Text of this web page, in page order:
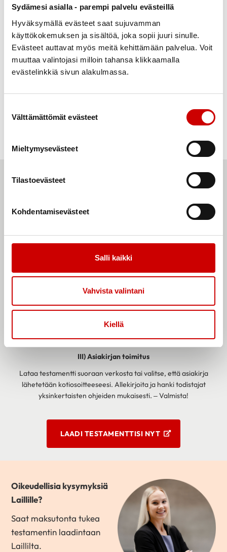
Sydämesi asialla - parempi palvelu evästeillä
Hyväksymällä evästeet saat sujuvamman
käyttökokemuksen ja sisältöä, joka sopii juuri sinulle.
Evästeet auttavat myös meitä kehittämään palvelua. Voit
muuttaa valintojasi milloin tahansa klikkaamalla
evästelinkkiä sivun alakulmassa.
Välttämättömät evästeet
Mieltymysevästeet
Tilastoevästeet
Kohdentamisevästeet
Salli kaikki
Vahvista valintani
Kiellä
Kiinteistöjä tai asunto-osakkeita
Laadi testamenttisi verkossa
yksinkertaista vaihetta
I) Vastaa kysymyksiin
Vastaustesi perusteella laaditaan henkilökohtaiseen
II) Juristi varmistaa
Puolueeton Laillin juristi on kanssasi koko matkan ja varmistaa,
että testamenttisi laaditaan tahtosi mukaisesti ja oikeudellisesti
III) Asiakirjan toimitus
Lataa testamentti suoraan verkosta tai valitse, että asiakirja
lähetetään kotiosoitteeseesi. Allekirjoita ja hanki todistajat
yksinkertaisten ohjeiden mukaisesti. – Valmista!
LAADI TESTAMENTTISI NYT
Oikeudellisia kysymyksiä
Laillille?
Saat maksutonta tukea
testamentin laadintaan
Laillilta.